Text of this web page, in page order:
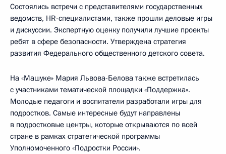
Состоялись встречи с представителями государственных
ведомств, HR-специалистами, также прошли деловые игры
и дискуссии. Экспертную оценку получили лучшие проекты
ребят в сфере безопасности. Утверждена стратегия
развития Федерального общественного детского совета.
На «Машуке» Мария Львова-Белова также встретилась
с участниками тематической площадки «Поддержка».
Молодые педагоги и воспитатели разработали игры для
подростков. Самые интересные будут направлены
в подростковые центры, которые открываются по всей
стране в рамках стратегической программы
Уполномоченного «Подростки России».